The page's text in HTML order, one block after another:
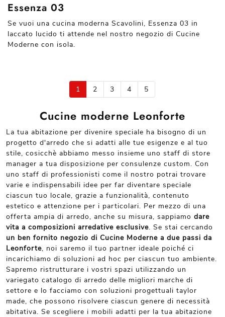
Essenza 03
Se vuoi una cucina moderna Scavolini, Essenza 03 in
laccato lucido ti attende nel nostro negozio di Cucine
Moderne con isola.
1 2 3 4 5
Cucine moderne Leonforte
La tua abitazione per divenire speciale ha bisogno di un
progetto d'arredo che si adatti alle tue esigenze e al tuo
stile, cosicchè abbiamo messo insieme uno staff di store
manager a tua disposizione per consulenze custom. Con
uno staff di professionisti come il nostro potrai trovare
varie e indispensabili idee per far diventare speciale
ciascun tuo locale, grazie a funzionalità, contenuto
estetico e attenzione per i particolari. Per mezzo di una
offerta ampia di arredo, anche su misura, sappiamo dare
vita a composizioni arredative esclusive. Se stai cercando
un ben fornito negozio di Cucine Moderne a due passi da
Leonforte, noi saremo il tuo partner ideale poiché ci
incarichiamo di soluzioni ad hoc per ciascun tuo ambiente.
Sapremo ristrutturare i vostri spazi utilizzando un
variegato catalogo di arredo delle migliori marche di
settore e lo facciamo con soluzioni progettuali taylor
made, che possono risolvere ciascun genere di necessità
abitativa. Se scegliere i mobili adatti per la tua abitazione